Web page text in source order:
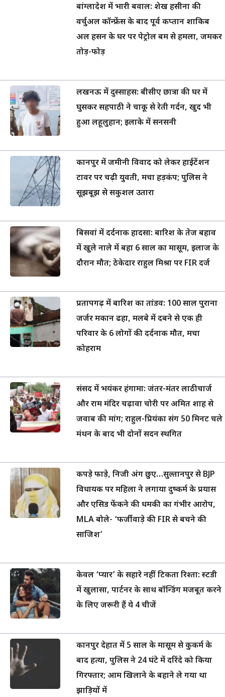
बांग्लादेश में भारी बवाल: शेख हसीना की
वर्चुअल कॉन्फ्रेंस के बाद पूर्व कप्तान शाकिब
अल हसन के घर पर पेट्रोल बम से हमला, जमकर
तोड़-फोड़
लखनऊ में दुस्साहस: बीसीए छात्रा की घर में
घुसकर सहपाठी ने चाकू से रेती गर्दन, खुद भी
हुआ लहूलुहान; इलाके में सनसनी
कानपुर में जमीनी विवाद को लेकर हाईटेंशन
टावर पर चढ़ी युवती, मचा हड़कंप; पुलिस ने
सूझबूझ से सकुशल उतारा
बिसवां में दर्दनाक हादसा: बारिश के तेज बहाव
में खुले नाले में बहा 6 साल का मासूम, इलाज के
दौरान मौत; ठेकेदार राहुल मिश्रा पर FIR दर्ज
प्रतापगढ़ में बारिश का तांडव: 100 साल पुराना
जर्जर मकान ढहा, मलबे में दबने से एक ही
परिवार के 6 लोगों की दर्दनाक मौत, मचा
कोहराम
संसद में भयंकर हंगामा: जंतर-मंतर लाठीचार्ज
और राम मंदिर चढ़ावा चोरी पर अमित शाह से
जवाब की मांग; राहुल-प्रियंका संग 50 मिनट चले
मंथन के बाद भी दोनों सदन स्थगित
कपड़े फाड़े, निजी अंग छुए…सुल्तानपुर से BJP
विधायक पर महिला ने लगाया दुष्कर्म के प्रयास
और एसिड फेंकने की धमकी का गंभीर आरोप,
MLA बोले- ‘फर्जीवाड़े की FIR से बचने की
साजिश’
केवल ‘प्यार’ के सहारे नहीं टिकता रिश्ता: स्टडी
में खुलासा, पार्टनर के साथ बॉन्डिंग मजबूत करने
के लिए जरूरी हैं ये 4 चीजें
कानपुर देहात में 5 साल के मासूम से कुकर्म के
बाद हत्या, पुलिस ने 24 घंटे में दरिंदे को किया
गिरफ्तार; आम खिलाने के बहाने ले गया था
झाड़ियों में